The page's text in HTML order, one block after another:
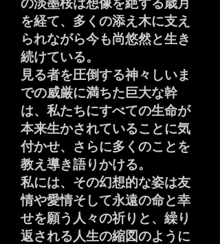
の淡墨桜は想像を絶する歳月
を経て、多くの添え木に支え
られながら今も尚悠然と生き
続けている。
見る者を圧倒する神々しいま
での威厳に満ちた巨大な幹
は、私たちにすべての生命が
本来生かされていることに気
付かせ、さらに多くのことを
教え導き語りかける。
私には、その幻想的な姿は友
情や愛情そして永遠の命と幸
せを願う人々の祈りと、繰り
返される人生の縮図のように